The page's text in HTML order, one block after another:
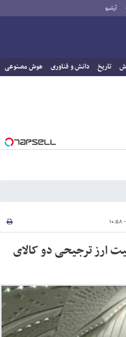
آرشیو
تاریخ دانش و فناوری هوش مصنوعی
ارز ترجیحی دو کالای